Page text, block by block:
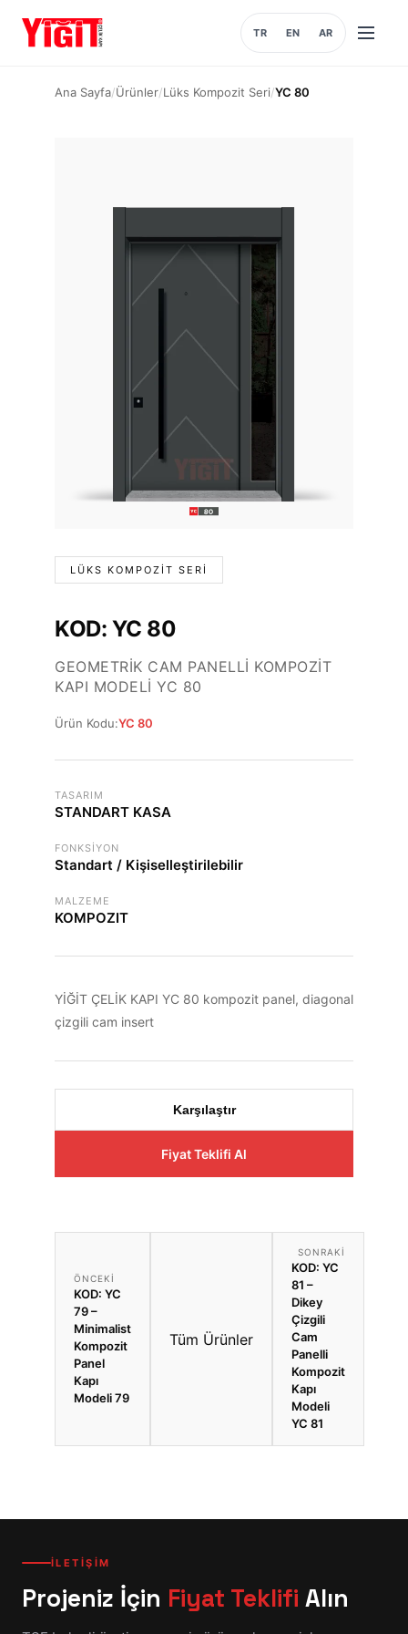
TR EN AR
Menüyü
Ana Sayfa/Ürünler/Lüks Kompozit Seri/YC 80
LÜKS KOMPOZIT SERI
KOD: YC 80
GEOMETRIK CAM PANELLI KOMPOZIT
KAPI MODELI YC 80
Ürün Kodu:YC 80
TASARIM
STANDART KASA
FONKSIYON
Standart / Kişiselleştirilebilir
MALZEME
KOMPOZIT
YİĞİT ÇELİK KAPI YC 80 kompozit panel, diagonal
çizgili cam insert
Karşılaştır
Fiyat Teklifi Al
ÖNCEKI
KOD: YC
79 –
Minimalist
Kompozit
Panel
Kapı
Modeli 79
Tüm Ürünler
SONRAKI
KOD: YC
81 –
Dikey
Çizgili
Cam
Panelli
Kompozit
Kapı
Modeli
YC 81
İLETİŞİM
Projeniz İçin Fiyat Teklifi Alın